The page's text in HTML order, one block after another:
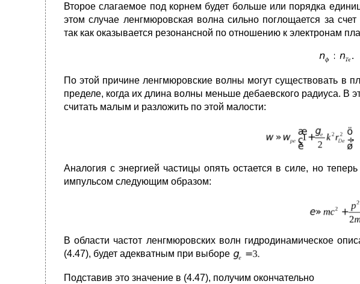
Второе слагаемое под корнем будет больше или порядка
этом случае ленгмюровская волна сильно поглощается за
так как оказывается резонансной по отношению к электронам
По этой причине ленгмюровские волны могут существовать в
пределе, когда их длина волны меньше дебаевского радиуса. В
считать малым и разложить по этой малости:
Аналогия с энергией частицы опять остается в силе, но
импульсом следующим образом:
В области частот ленгмюровских волн гидродинамическое
(4.47), будет адекватным при выборе
Подставив это значение в (4.47), получим окончательно